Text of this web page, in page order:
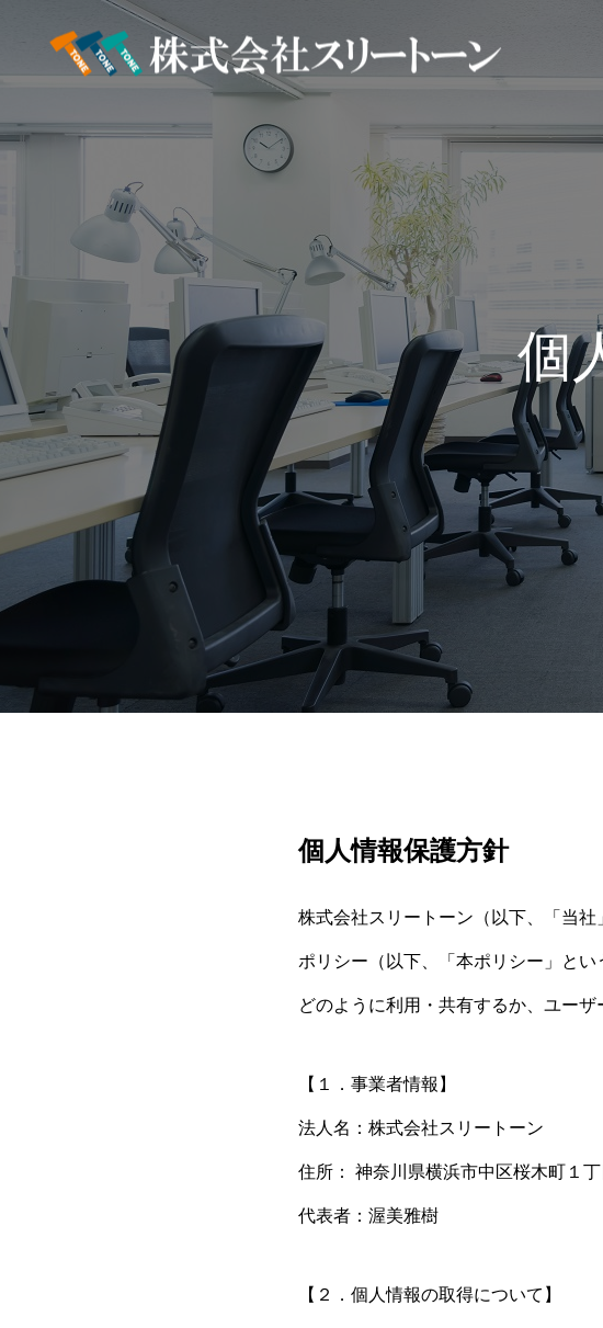
個
個人情報保護方針
株式会社スリートーン（以下、「当
ポリシー（以下、「本ポリシー」と
どのように利用・共有するか、ユー
【１．事業者情報】
法人名：株式会社スリートーン
住所： 神奈川県横浜市中区桜木町１
代表者：渥美雅樹
【２．個人情報の取得について】